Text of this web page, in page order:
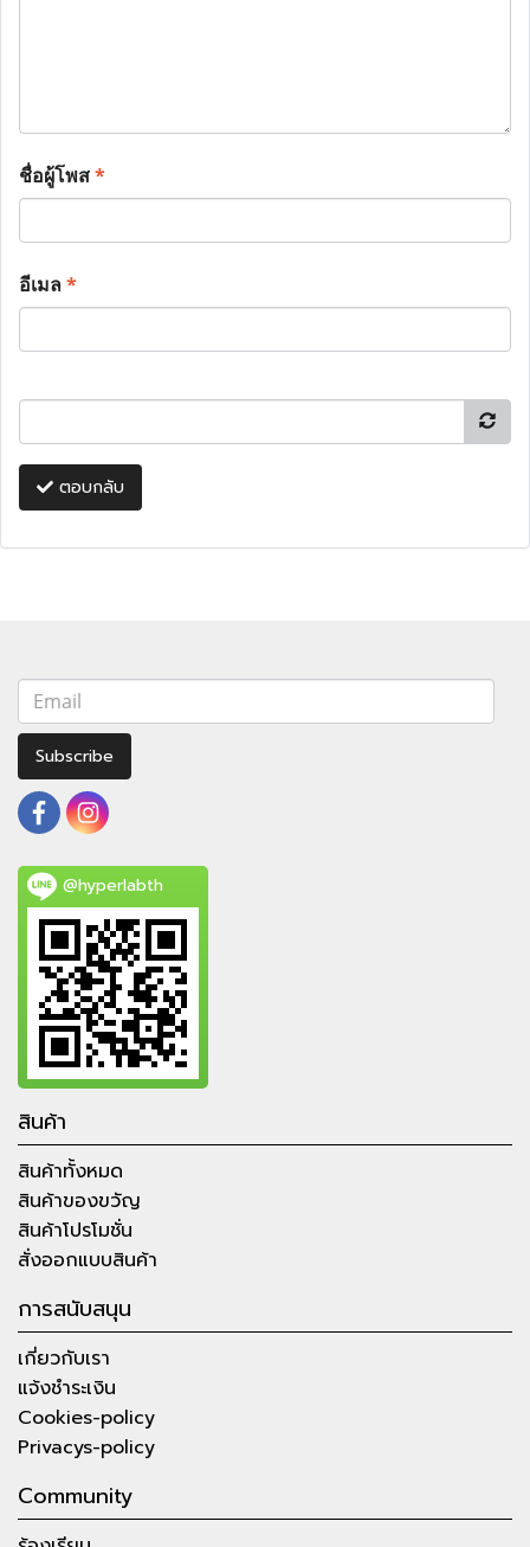
ชื่อผู้โพส*
อีเมล*
ตอบกลับ
Subscribe
@hyperlabth
สินค้า
สินค้าทั้งหมด
สินค้าของขวัญ
สินค้าโปรโมชั่น
สั่งออกแบบสินค้า
การสนับสนุน
เกี่ยวกับเรา
แจ้งชำระเงิน
Cookies-policy
Privacys-policy
Community